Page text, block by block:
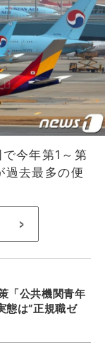
今年第1～第
過去最多の便
>
「公共機関青年
態は“正規職ゼ